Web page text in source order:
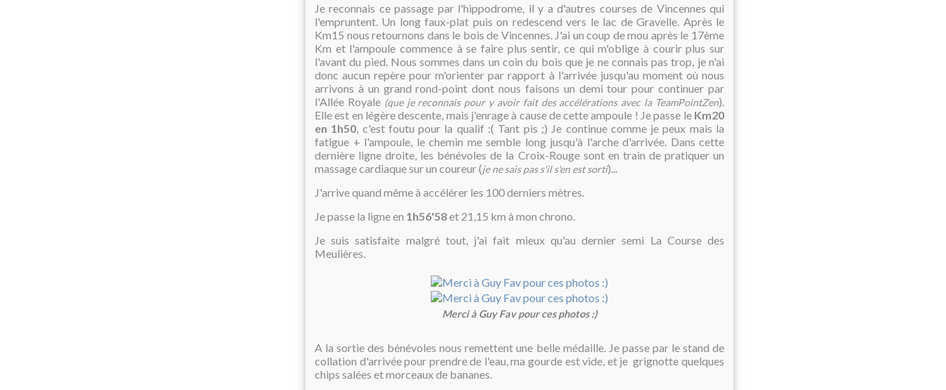
Je reconnais ce passage par l'hippodrome, il y a d'autres courses de Vincennes qui
l'empruntent. Un long faux-plat puis on redescend vers le lac de Gravelle. Après le
Km15 nous retournons dans le bois de Vincennes. J'ai un coup de mou après le 17ème
Km et l'ampoule commence à se faire plus sentir, ce qui m'oblige à courir plus sur
l'avant du pied. Nous sommes dans un coin du bois que je ne connais pas trop, je n'ai
donc aucun repère pour m'orienter par rapport à l'arrivée jusqu'au moment où nous
arrivons à un grand rond-point dont nous faisons un demi tour pour continuer par
l'Allée Royale (que je reconnais pour y avoir fait des accélérations avec la TeamPointZen).
Elle est en légère descente, mais j'enrage à cause de cette ampoule ! Je passe le Km20
en 1h50 , c'est foutu pour la qualif :( Tant pis ;) Je continue comme je peux mais la
fatigue + l'ampoule, le chemin me semble long jusqu'à l'arche d'arrivée. Dans cette
dernière ligne droite, les bénévoles de la Croix-Rouge sont en train de pratiquer un
massage cardiaque sur un coureur (je ne sais pas s'il s'en est sorti)...
J'arrive quand même à accélérer les 100 derniers mètres.
Je passe la ligne en 1h56'58et 21,15 km à mon chrono.
Je suis satisfaite malgré tout, j'ai fait mieux qu'au dernier semi La Course des
Meulières.
Merci à Guy Fav pour ces photos :)
A la sortie des bénévoles nous remettent une belle médaille. Je passe par le stand de
collation d'arrivée pour prendre de l'eau, ma gourde est vide, et je grignotte quelques
chips salées et morceaux de bananes.